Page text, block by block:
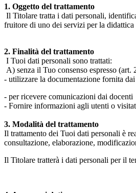
1. Oggetto del trattamento
Il Titolare tratta i dati personali,
fruitore di uno dei servizi per la
2. Finalità del trattamento
I Tuoi dati personali sono trattati:
A) senza il Tuo consenso espresso
- utilizzare la documentazione fornita
- per ricevere comunicazioni dai docenti
- Fornire informazioni agli utenti o
3. Modalità del trattamento
Il trattamento dei Tuoi dati personali è
consultazione, elaborazione,
Il Titolare tratterà i dati personali per il